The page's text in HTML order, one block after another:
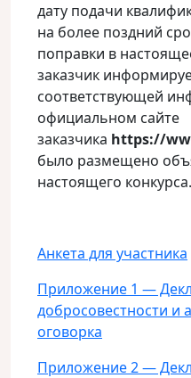
дату подачи
на более поздний
поправки в
заказчик
соответствующей
официальном сайте
заказчика https://
было размещено
настоящего конкурса.
Анкета для участника
Приложение 1 —
добросовестности и
оговорка
Приложение 2 —